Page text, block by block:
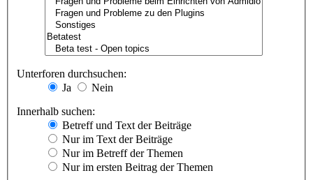
Unterforen durchsuchen:
Ja
Nein
Innerhalb suchen:
Betreff und Text der Beiträge
Nur im Text der Beiträge
Nur im Betreff der Themen
Nur im ersten Beitrag der Themen